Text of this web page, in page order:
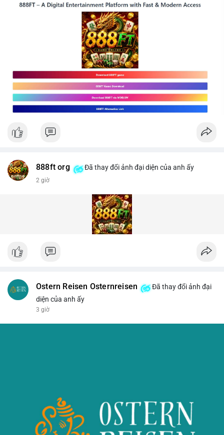
888ft org Đã thay đổi ảnh đại diện của anh ấy
2 giờ
Ostern Reisen Osternreisen
Đã thay đổi ảnh đại
diện của anh ấy
3 giờ